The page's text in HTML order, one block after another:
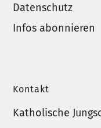
Datenschutz
Infos abonnieren
Kontakt
Katholische